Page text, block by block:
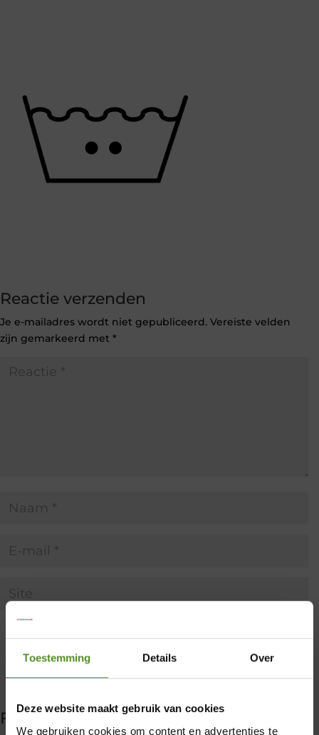
Toestemming Details Over
Deze website maakt gebruik van cookies
We gebruiken cookies om content en advertenties te
Reactie verzenden
Je e-mailadres wordt niet gepubliceerd. Vereiste velden
zijn gemarkeerd met *
Filter producten